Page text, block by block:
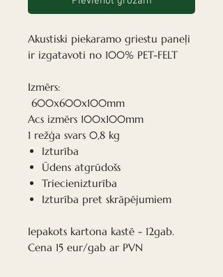
Akustiski piekaramo griestu paneļi
ir izgatavoti no 100% PET-FELT
Izmērs:
600x600x100mm
Acs izmērs 100x100mm
1 režģa svars 0,8 kg
Izturība
Ūdens atgrūdošs
Triecienizturība
Izturība pret skrāpējumiem
Iepakots kartona kastē - 12gab.
Cena 15 eur/gab ar PVN